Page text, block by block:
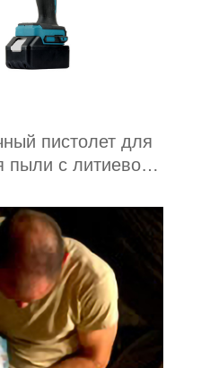
пистолет для
пыли с литиевой